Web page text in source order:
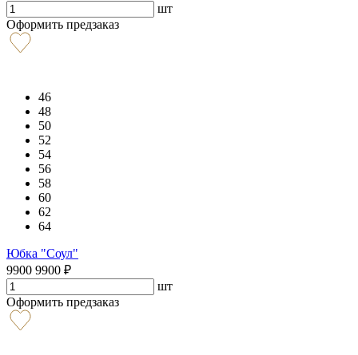
шт
Оформить предзаказ
46
48
50
52
54
56
58
60
62
64
Юбка "Соул"
9900 9900 ₽
шт
Оформить предзаказ